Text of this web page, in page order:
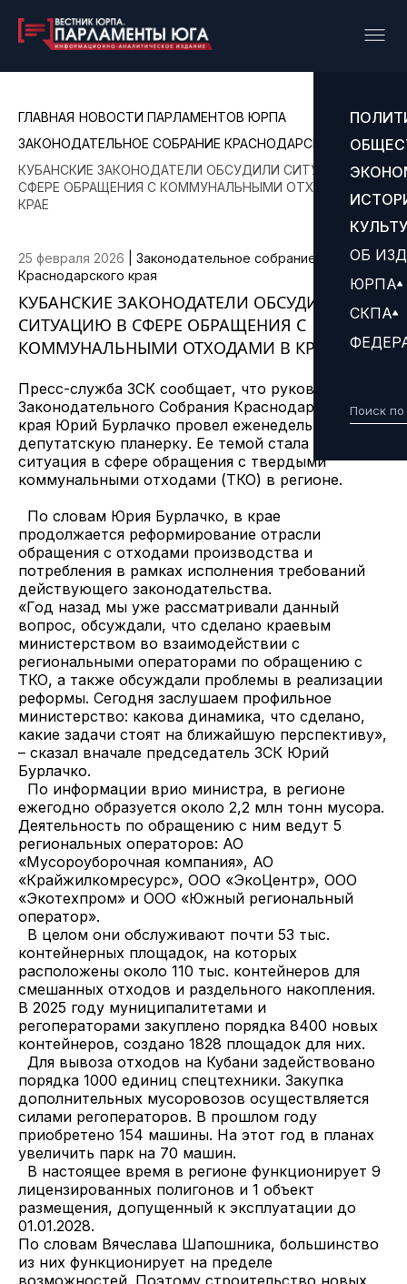
ОБ
ЮРПА
СКПА
ГЛАВНАЯ НОВОСТИ ПАРЛАМЕНТОВ ЮРПА
ЗАКОНОДАТЕЛЬНОЕ СОБРАНИЕ КРАСНОДАРСКОГО КРАЯ
КУБАНСКИЕ ЗАКОНОДАТЕЛИ ОБСУДИЛИ СИТУАЦИЮ В
СФЕРЕ ОБРАЩЕНИЯ С КОММУНАЛЬНЫМИ ОТХОДАМИ В
КРАЕ
25 февраля 2026
Законодательное собрание
Краснодарского края
КУБАНСКИЕ ЗАКОНОДАТЕЛИ ОБСУДИЛИ
СИТУАЦИЮ В СФЕРЕ ОБРАЩЕНИЯ С
КОММУНАЛЬНЫМИ ОТХОДАМИ В КРАЕ
Пресс-служба ЗСК сообщает, что руководитель
Законодательного Собрания Краснодарского
края Юрий Бурлачко провел еженедельную
депутатскую планерку. Ее темой стала текущая
ситуация в сфере обращения с твердыми
коммунальными отходами (ТКО) в регионе.
По словам Юрия Бурлачко, в крае
продолжается реформирование отрасли
обращения с отходами производства и
потребления в рамках исполнения требований
действующего законодательства.
«Год назад мы уже рассматривали данный
вопрос, обсуждали, что сделано краевым
министерством во взаимодействии с
региональными операторами по обращению с
ТКО, а также обсуждали проблемы в реализации
реформы. Сегодня заслушаем профильное
министерство: какова динамика, что сделано,
какие задачи стоят на ближайшую перспективу»,
– сказал вначале председатель ЗСК Юрий
Бурлачко.
По информации врио министра, в регионе
ежегодно образуется около 2,2 млн тонн мусора.
Деятельность по обращению с ним ведут 5
региональных операторов: АО
«Мусороуборочная компания», АО
«Крайжилкомресурс», ООО «ЭкоЦентр», ООО
«Экотехпром» и ООО «Южный региональный
оператор».
В целом они обслуживают почти 53 тыс.
контейнерных площадок, на которых
расположены около 110 тыс. контейнеров для
смешанных отходов и раздельного накопления.
В 2025 году муниципалитетами и
регоператорами закуплено порядка 8400 новых
контейнеров, создано 1828 площадок для них.
Для вывоза отходов на Кубани задействовано
порядка 1000 единиц спецтехники. Закупка
дополнительных мусоровозов осуществляется
силами регоператоров. В прошлом году
приобретено 154 машины. На этот год в планах
увеличить парк на 70 машин.
В настоящее время в регионе функционирует 9
лицензированных полигонов и 1 объект
размещения, допущенный к эксплуатации до
01.01.2028.
По словам Вячеслава Шапошника, большинство
из них функционирует на пределе
возможностей. Поэтому строительство новых